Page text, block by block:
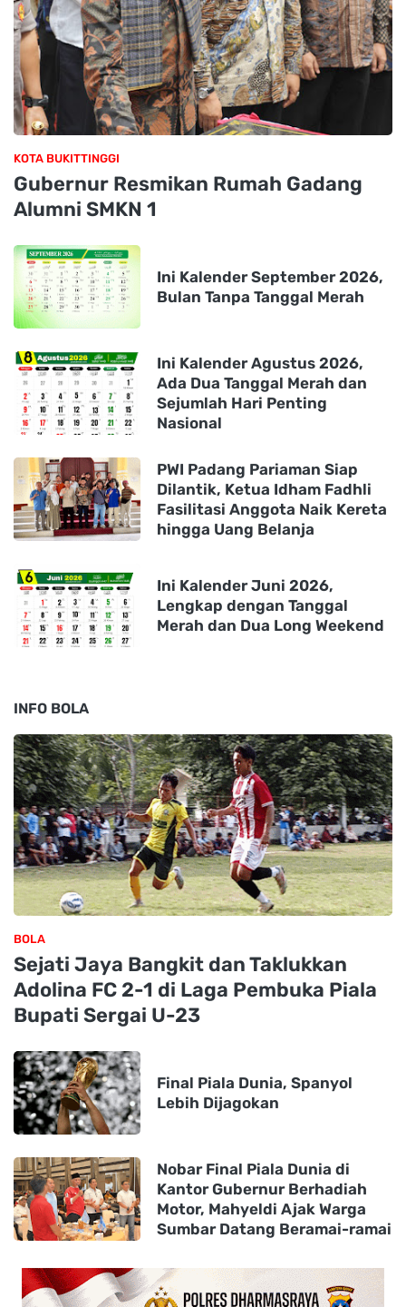
KOTA BUKITTINGGI
Gubernur Resmikan Rumah Gadang
Alumni SMKN 1
Ini Kalender September 2026,
Bulan Tanpa Tanggal Merah
Ini Kalender Agustus 2026,
Ada Dua Tanggal Merah dan
Sejumlah Hari Penting
Nasional
PWI Padang Pariaman Siap
Dilantik, Ketua Idham Fadhli
Fasilitasi Anggota Naik Kereta
hingga Uang Belanja
Ini Kalender Juni 2026,
Lengkap dengan Tanggal
Merah dan Dua Long Weekend
INFO BOLA
BOLA
Sejati Jaya Bangkit dan Taklukkan
Adolina FC 2-1 di Laga Pembuka Piala
Bupati Sergai U-23
Final Piala Dunia, Spanyol
Lebih Dijagokan
Nobar Final Piala Dunia di
Kantor Gubernur Berhadiah
Motor, Mahyeldi Ajak Warga
Sumbar Datang Beramai-ramai